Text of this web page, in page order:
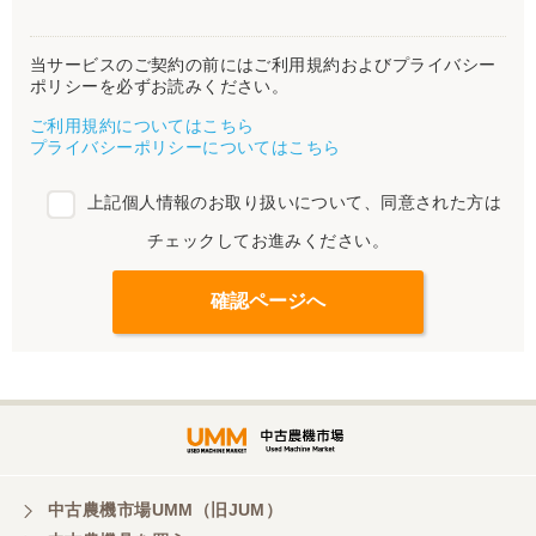
当サービスのご契約の前にはご利用規約およびプライバシー
ポリシーを必ずお読みください。
ご利用規約についてはこちら
プライバシーポリシーについてはこちら
上記個人情報のお取り扱いについて、同意された方は
チェックしてお進みください。
中古農機市場UMM（旧JUM）